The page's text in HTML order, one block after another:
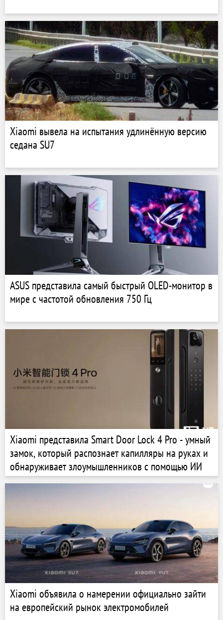
Xiaomi вывела на испытания удлинённую версию
седана SU7
ASUS представила самый быстрый OLED-монитор в
мире с частотой обновления 750 Гц
Xiaomi представила Smart Door Lock 4 Pro - умный
замок, который распознает капилляры на руках и
обнаруживает злоумышленников с помощью ИИ
Xiaomi объявила о намерении официально зайти
на европейский рынок электромобилей